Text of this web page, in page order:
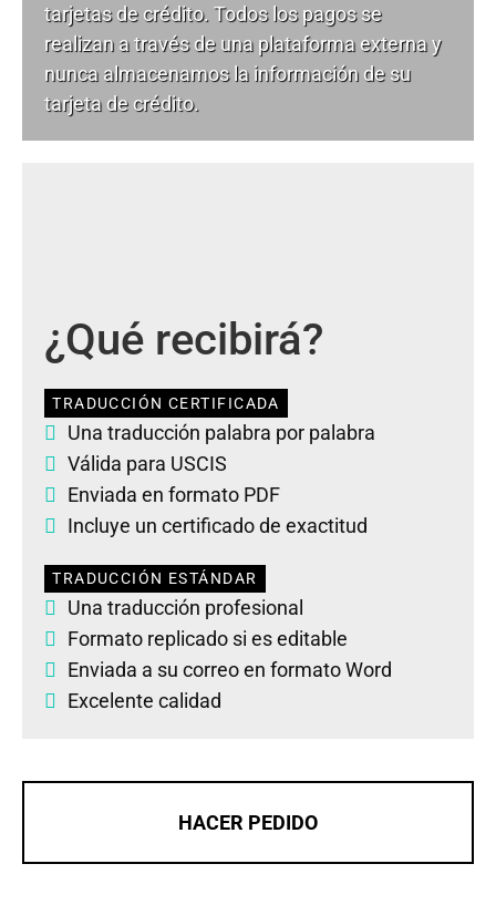
tarjetas de crédito. Todos los pagos se
realizan a través de una plataforma externa y
nunca almacenamos la información de su
tarjeta de crédito.
¿Qué recibirá?
TRADUCCIÓN CERTIFICADA
Una traducción palabra por palabra
Válida para USCIS
Enviada en formato PDF
Incluye un certificado de exactitud
TRADUCCIÓN ESTÁNDAR
Una traducción profesional
Formato replicado si es editable
Enviada a su correo en formato Word
Excelente calidad
HACER PEDIDO